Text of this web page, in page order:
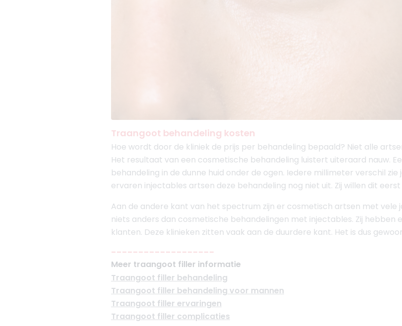
Traangoot behandeling kosten
Hoe wordt door de kliniek de prijs per behandeling bepaald? Niet alle
Het resultaat van een cosmetische behandeling luistert uiteraard nauw.
behandeling in de dunne huid onder de ogen. Iedere millimeter verschil
ervaren injectables artsen deze behandeling nog niet uit. Zij willen dit
Aan de andere kant van het spectrum zijn er cosmetisch artsen met vele
niets anders dan cosmetische behandelingen met injectables. Zij hebben
klanten. Deze klinieken zitten vaak aan de duurdere kant. Het is dus
-------------------
Meer traangoot filler informatie
Traangoot filler behandeling
Traangoot filler behandeling voor mannen
Traangoot filler ervaringen
Traangoot filler complicaties